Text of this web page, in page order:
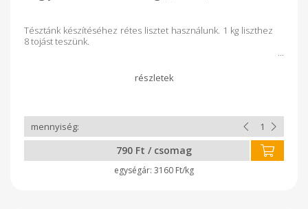
Tésztánk készítéséhez rétes lisztet használunk. 1 kg liszthez
8 tojást teszünk.
790 Ft / csomag
3160 Ft/kg